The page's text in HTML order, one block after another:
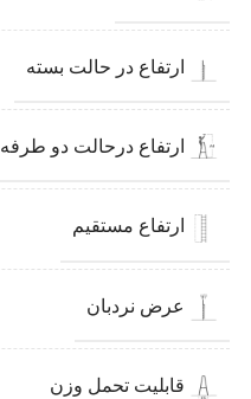
ارتفاع در حالت بسته
ارتفاع درحالت دو طرفه
ارتفاع مستقیم
عرض نردبان
قابلیت تحمل وزن